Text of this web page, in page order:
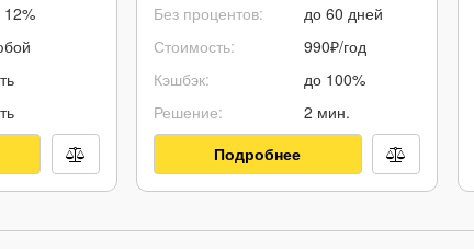
12%
Без процентов:
Стоимость:
Кэшбэк:
Решение:
до 60 дней
990₽/год
до 100%
2 мин.
Подробнее